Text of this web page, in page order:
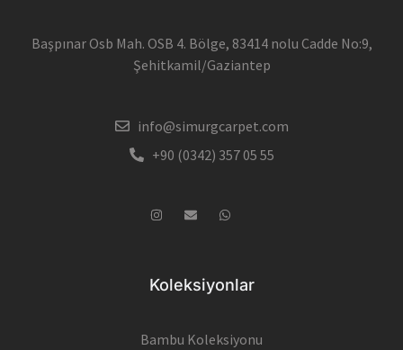
Başpınar Osb Mah. OSB 4. Bölge, 83414 nolu Cadde No:9,
Şehitkamil/Gaziantep
info@simurgcarpet.com
+90 (0342) 357 05 55
Koleksiyonlar
Bambu Koleksiyonu